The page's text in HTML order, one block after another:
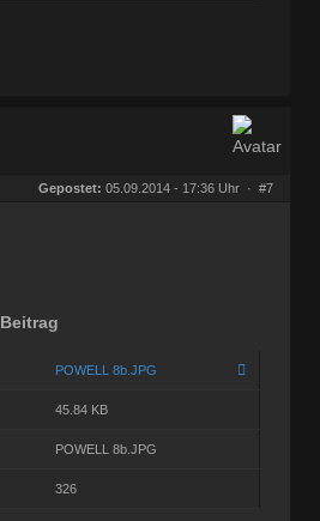
Gepostet: 05.09.2014 - 17:36 Uhr · #7
POWELL 8b.JPG
45.84 KB
POWELL 8b.JPG
326